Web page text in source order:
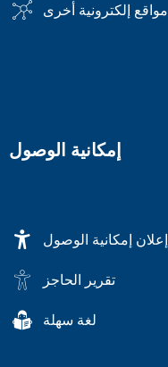
مواقع إلكترونية أخرى
إمكانية الوصول
إعلان إمكانية الوصول
تقرير الحاجز
لغة سهلة